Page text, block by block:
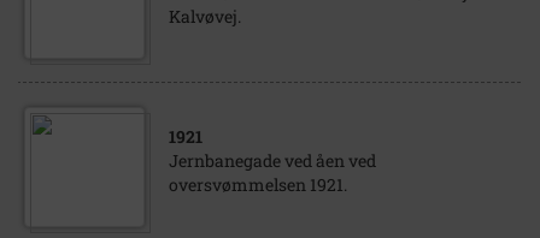
Kalvøvej.
1921
Jernbanegade ved åen ved
oversvømmelsen 1921.